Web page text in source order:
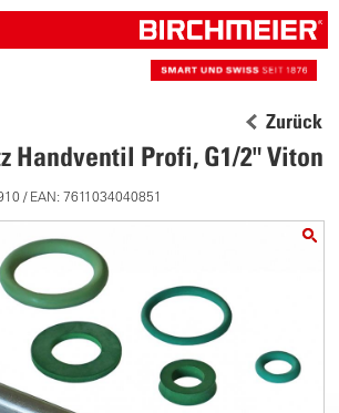
Zurück
Handventil Profi, G1/2" Viton
/ EAN: 7611034040851